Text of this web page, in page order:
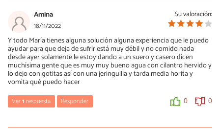
Su valoración:
Amina
18/11/2022
Y todo María tienes alguna solución alguna experiencia que le puedo
ayudar para que deja de sufrir está muy débil y no comido nada
desde ayer solamente le estoy dando a un suero y casero dicen
muchísima gente que es muy muy bueno agua con cilantro hervido y
lo dejo con gotitas así con una jeringuilla y tarda media horita y
vomita qué puedo hacer
Ver1respuesta Responder 0 0